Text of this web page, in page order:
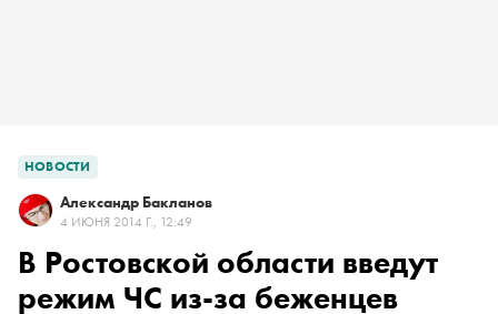
НОВОСТИ
Александр Бакланов
4 ИЮНЯ 2014 Г., 12:49
В Ростовской области введут
режим ЧС из-за беженцев